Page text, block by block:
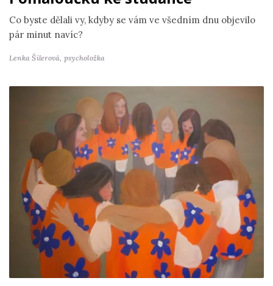
Co byste dělali vy, kdyby se vám ve všedním dnu objevilo
pár minut navíc?
Lenka Šilerová, psycholožka